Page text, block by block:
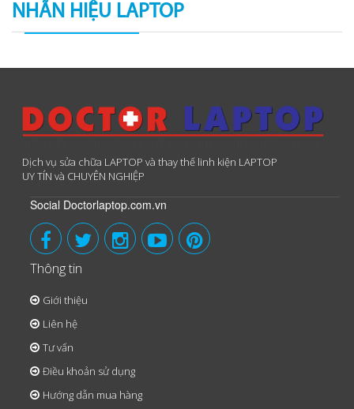
NHÃN HIỆU LAPTOP
Dịch vụ sửa chữa LAPTOP và thay thế linh kiện LAPTOP
UY TÍN và CHUYÊN NGHIỆP
Social Doctorlaptop.com.vn
Thông tin
Giới thiệu
Liên hệ
Tư vấn
Điều khoản sử dụng
Hướng dẫn mua hàng